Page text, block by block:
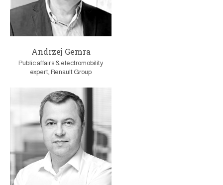
Andrzej Gemra
Public affairs & electromobility
expert, Renault Group